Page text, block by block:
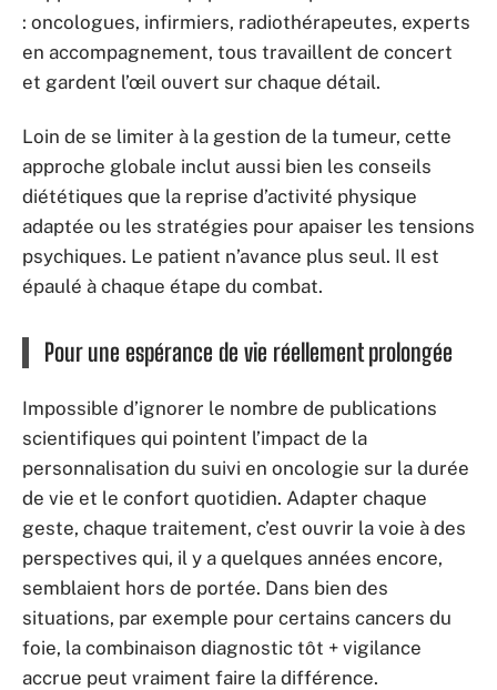
: oncologues, infirmiers, radiothérapeutes, experts
en accompagnement, tous travaillent de concert
et gardent l’œil ouvert sur chaque détail.
Loin de se limiter à la gestion de la tumeur, cette
approche globale inclut aussi bien les conseils
diététiques que la reprise d’activité physique
adaptée ou les stratégies pour apaiser les tensions
psychiques. Le patient n’avance plus seul. Il est
épaulé à chaque étape du combat.
Pour une espérance de vie réellement prolongée
Impossible d’ignorer le nombre de publications
scientifiques qui pointent l’impact de la
personnalisation du suivi en oncologie sur la durée
de vie et le confort quotidien. Adapter chaque
geste, chaque traitement, c’est ouvrir la voie à des
perspectives qui, il y a quelques années encore,
semblaient hors de portée. Dans bien des
situations, par exemple pour certains cancers du
foie, la combinaison diagnostic tôt + vigilance
accrue peut vraiment faire la différence.